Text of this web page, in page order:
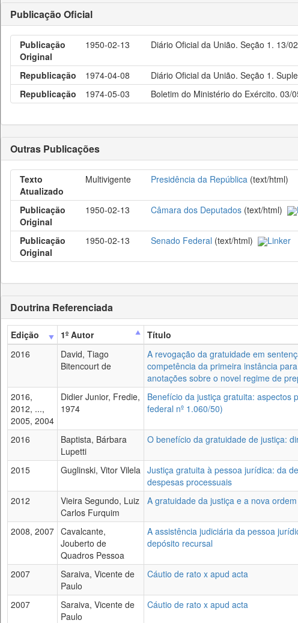
Publicação Oficial
Publicação
Original
1950-02-13 Diário Oficial da União. Seção 1. 13/
Republicação 1974-04-08
Diário Oficial da União. Seção 1.
Republicação
1974-05-03 Boletim do Ministério do Exército. 03/
Outras Publicações
Texto
Atualizado
Multivigente Presidência da República (text/html)
Publicação
Original
1950-02-13 Câmara dos Deputados (text/html)
Publicação
Original
1950-02-13 Senado Federal (text/html) Linker
Doutrina Referenciada
Edição 1º Autor Título
2016
David, Tiago
Bitencourt de
A revogação da gratuidade em
competência da primeira instância
anotações sobre o novel regime de
2016,
2012, ...,
2005, 2004
Didier Junior, Fredie,
1974
Benefício da justiça gratuita: aspectos
federal nº 1.060/50)
2016
Baptista, Bárbara
Lupetti
O benefício da gratuidade de justiça:
2015
Guglinski, Vitor Vilela Justiça gratuita à pessoa jurídica: da
despesas processuais
2012
Vieira Segundo, Luiz
Carlos Furquim
A gratuidade da justiça e a nova
2008, 2007 Cavalcante,
Jouberto de
Quadros Pessoa
A assistência judiciária da pessoa
depósito recursal
2007
Saraiva, Vicente de
Paulo
Cáutio de rato x apud acta
2007
Saraiva, Vicente de
Paulo
Cáutio de rato x apud acta